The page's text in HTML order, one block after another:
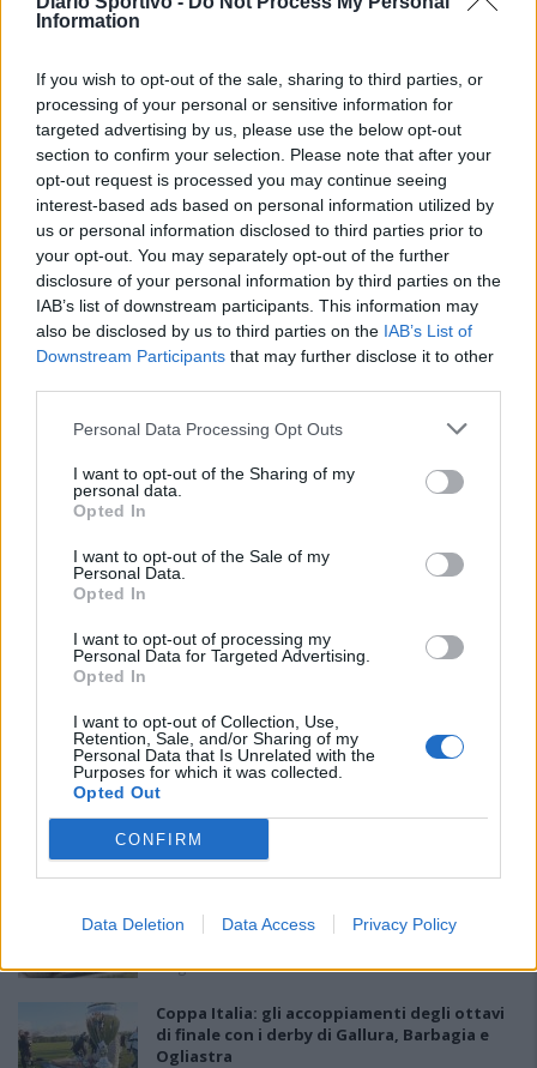
Information
If you wish to opt-out of the sale, sharing to third parties, or
processing of your personal or sensitive information for
targeted advertising by us, please use the below opt-out
section to confirm your selection. Please note that after your
opt-out request is processed you may continue seeing
interest-based ads based on personal information utilized by
us or personal information disclosed to third parties prior to
your opt-out. You may separately opt-out of the further
disclosure of your personal information by third parties on the
IAB’s list of downstream participants. This information may
also be disclosed by us to third parties on the IAB’s List of
Downstream Participants that may further disclose it to other
Personal Data Processing Opt Outs
I want to opt-out of the Sharing of my
personal data.
Opted In
I want to opt-out of the Sale of my
Personal Data.
Opted In
I want to opt-out of processing my
Personal Data for Targeted Advertising.
Opted In
I want to opt-out of Collection, Use,
Retention, Sale, and/or Sharing of my
Personal Data that Is Unrelated with the
Purposes for which it was collected.
Opted Out
CONFIRM
Data Deletion Data Access Privacy Policy
Il Buddusò in mani sicure con Mario Fadda, il
5 Ago 2026
a sei, l'Ilva è la prima società tra le non
5 Ago 2026
Coppa Italia: gli accoppiamenti degli ottavi
di finale con i derby di Gallura, Barbagia e
Ogliastra